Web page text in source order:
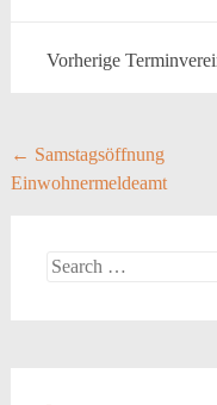
Vorherige
Post
navigation
← Samstagsöffnung
Einwohnermeldeamt
Search